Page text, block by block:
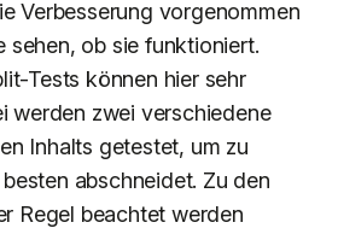
Verbesserung vorgenommen
sehen, ob sie funktioniert.
Tests können hier sehr
werden zwei verschiedene
Inhalts getestet, um zu
abschneidet. Zu den
Regel beachtet werden